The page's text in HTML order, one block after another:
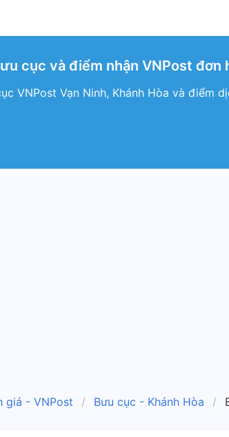
cục và điểm nhận VNPost đơn
VNPost Vạn Ninh, Khánh Hòa và điểm
giá - VNPost Bưu cục - Khánh Hòa